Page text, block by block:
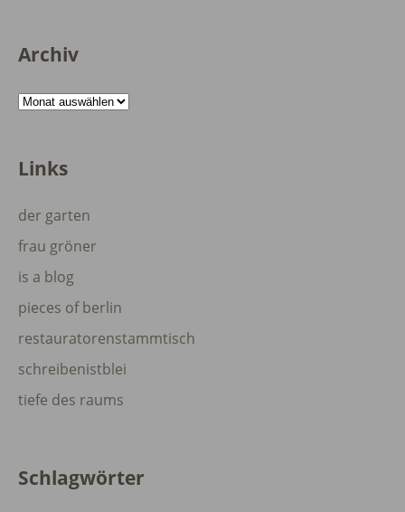
Archiv
Archiv
Links
der garten
frau gröner
is a blog
pieces of berlin
restauratorenstammtisch
schreibenistblei
tiefe des raums
Schlagwörter